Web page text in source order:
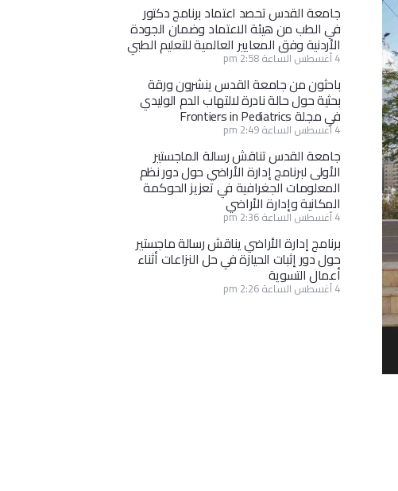
جامعة القدس تحصد اعتماد برنامج دكتور
في الطب من هيئة الاعتماد وضمان الجودة
الأردنية وفق المعايير العالمية للتعليم الطبي
4 أغسطس الساعة 2:58 pm
باحثون من جامعة القدس ينشرون ورقة
بحثية حول حالة نادرة لالتهاب الدم الوليدي
في مجلة Frontiers in Pediatrics
4 أغسطس الساعة 2:49 pm
جامعة القدس تناقش رسالة الماجستير
الأولى لبرنامج إدارة الأراضي حول دور نظم
المعلومات الجغرافية في تعزيز الحوكمة
المكانية وإدارة الأراضي
4 أغسطس الساعة 2:36 pm
برنامج إدارة الأراضي يناقش رسالة ماجستير
حول دور إثبات الحيازة في حل النزاعات أثناء
أعمال التسوية
4 أغسطس الساعة 2:26 pm